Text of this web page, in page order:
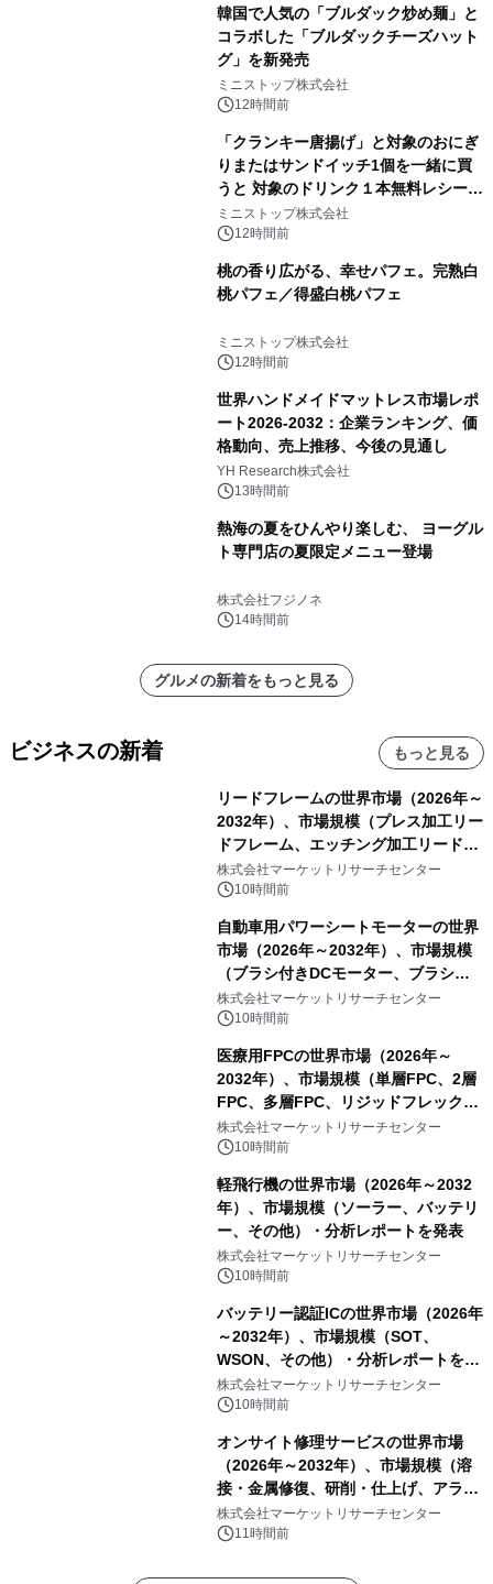
韓国で人気の「ブルダック炒め麺」と
コラボした「ブルダックチーズハット
グ」を新発売
ミニストップ株式会社
12時間前
「クランキー唐揚げ」と対象のおにぎ
りまたはサンドイッチ1個を一緒に買
うと 対象のドリンク１本無料レシート
クーポンもらえる！※1
ミニストップ株式会社
12時間前
桃の香り広がる、幸せパフェ。完熟白
桃パフェ／得盛白桃パフェ
ミニストップ株式会社
12時間前
世界ハンドメイドマットレス市場レポ
ート2026-2032：企業ランキング、価
格動向、売上推移、今後の見通し
YH Research株式会社
13時間前
熱海の夏をひんやり楽しむ、 ヨーグル
ト専門店の夏限定メニュー登場
株式会社フジノネ
14時間前
グルメの新着をもっと見る
ビジネスの新着 もっと見る
リードフレームの世界市場（2026年～
2032年）、市場規模（プレス加工リー
ドフレーム、エッチング加工リードフ
レーム）・分析レポートを発表
株式会社マーケットリサーチセンター
10時間前
自動車用パワーシートモーターの世界
市場（2026年～2032年）、市場規模
（ブラシ付きDCモーター、ブラシレ
スDCモーター）・分析レポートを発
表
株式会社マーケットリサーチセンター
10時間前
医療用FPCの世界市場（2026年～
2032年）、市場規模（単層FPC、2層
FPC、多層FPC、リジッドフレックス
PCB）・分析レポートを発表
株式会社マーケットリサーチセンター
10時間前
軽飛行機の世界市場（2026年～2032
年）、市場規模（ソーラー、バッテリ
ー、その他）・分析レポートを発表
株式会社マーケットリサーチセンター
10時間前
バッテリー認証ICの世界市場（2026年
～2032年）、市場規模（SOT、
WSON、その他）・分析レポートを発
表
株式会社マーケットリサーチセンター
10時間前
オンサイト修理サービスの世界市場
（2026年～2032年）、市場規模（溶
接・金属修復、研削・仕上げ、アライ
メント、その他）・分析レポートを発
表
株式会社マーケットリサーチセンター
11時間前